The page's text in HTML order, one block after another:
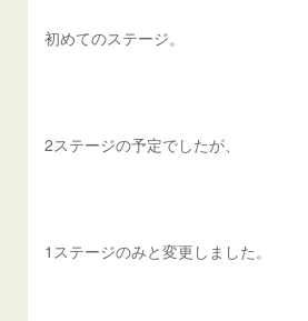
初めてのステージ。
2ステージの予定でしたが、
1ステージのみと変更しました。